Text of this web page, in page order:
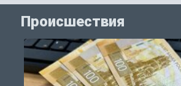
Происшествия